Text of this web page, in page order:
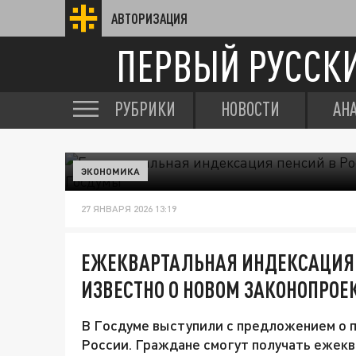
АВТОРИЗАЦИЯ
ПЕРВЫЙ
РУБРИКИ НОВОСТИ
ЭКОНОМИКА
27 ЯНВАРЯ 2026 13:19
ЕЖЕКВАРТАЛЬНАЯ
ИЗВЕСТНО О НОВОМ
В Госдуме выступили с предложением о
России. Граждане смогут получать